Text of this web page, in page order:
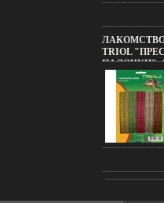
TRIOL
ПАЛОЧКИ",
10
В
816K.